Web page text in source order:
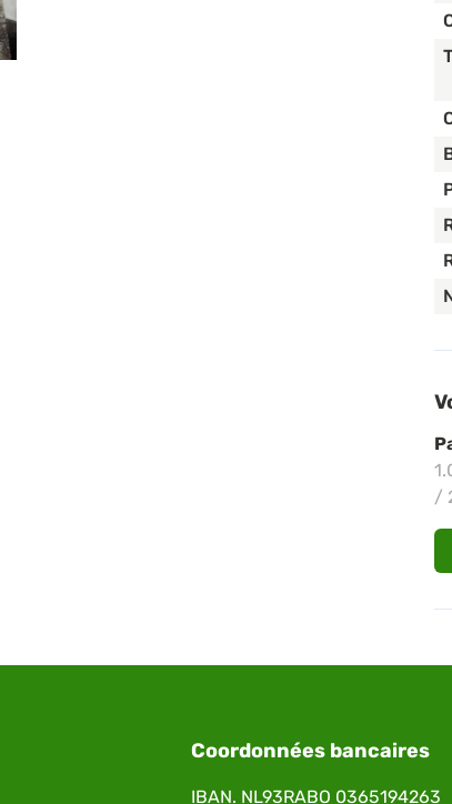
/
Coordonnées bancaires
IBAN. NL93RABO 0365194263